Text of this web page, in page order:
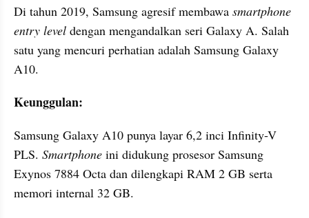
Di tahun 2019, Samsung agresif membawa smartphone
entry level dengan mengandalkan seri Galaxy A. Salah
satu yang mencuri perhatian adalah Samsung Galaxy
A10.
Keunggulan:
Samsung Galaxy A10 punya layar 6,2 inci Infinity-V
PLS. Smartphone ini didukung prosesor Samsung
Exynos 7884 Octa dan dilengkapi RAM 2 GB serta
memori internal 32 GB.